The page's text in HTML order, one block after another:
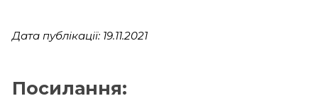
Дата публікації: 19.11.2021
Посилання: